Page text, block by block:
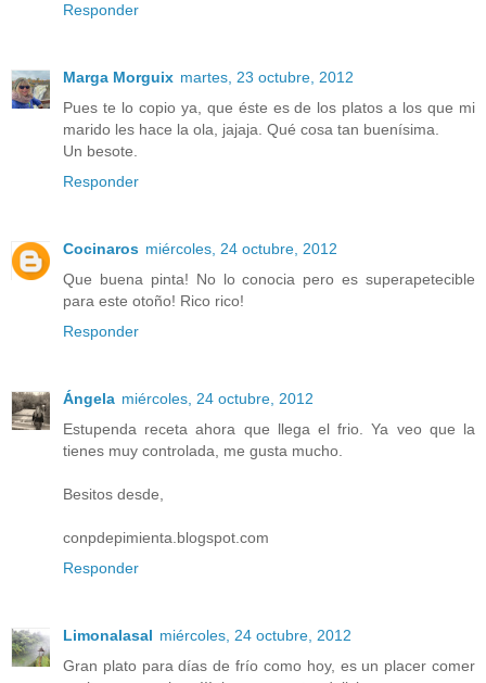
Responder
Marga Morguix martes, 23 octubre, 2012
Pues te lo copio ya, que éste es de los platos a los que mi
marido les hace la ola, jajaja. Qué cosa tan buenísima.
Un besote.
Responder
Cocinaros miércoles, 24 octubre, 2012
Que buena pinta! No lo conocia pero es superapetecible
para este otoño! Rico rico!
Responder
Ángela miércoles, 24 octubre, 2012
Estupenda receta ahora que llega el frio. Ya veo que la
tienes muy controlada, me gusta mucho.
Besitos desde,
conpdepimienta.blogspot.com
Responder
Limonalasal miércoles, 24 octubre, 2012
Gran plato para días de frío como hoy, es un placer comer